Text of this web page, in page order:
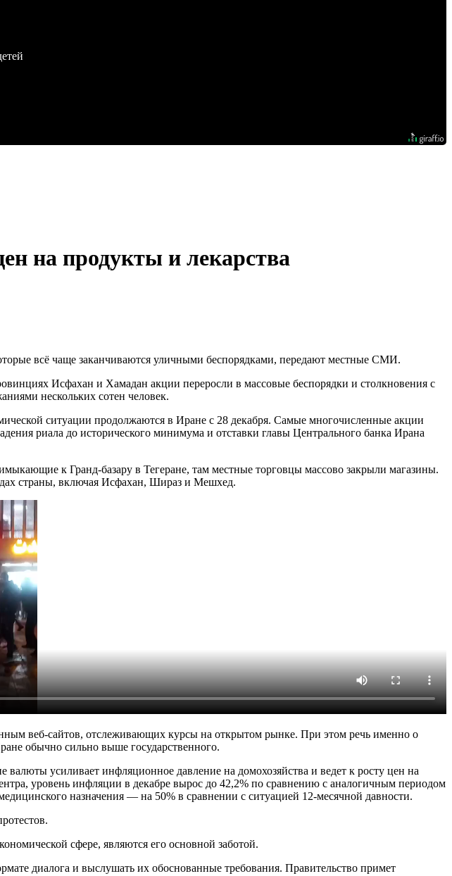
на продукты и лекарства
всё чаще заканчиваются уличными беспорядками, передают местные СМИ.
Исфахан и Хамадан акции переросли в массовые беспорядки и столкновения с
нескольких сотен человек.
ситуации продолжаются в Иране с 28 декабря. Самые многочисленные акции
риала до исторического минимума и отставки главы Центрального банка Ирана
к Гранд-базару в Тегеране, там местные торговцы массово закрыли магазины.
страны, включая Исфахан, Шираз и Мешхед.
веб-сайтов, отслеживающих курсы на открытом рынке. При этом речь именно о
обычно сильно выше государственного.
усиливает инфляционное давление на домохозяйства и ведет к росту цен на
уровень инфляции в декабре вырос до 42,2% по сравнению с аналогичным периодом
назначения — на 50% в сравнении с ситуацией 12-месячной давности.
сфере, являются его основной заботой.
диалога и выслушать их обоснованные требования. Правительство примет